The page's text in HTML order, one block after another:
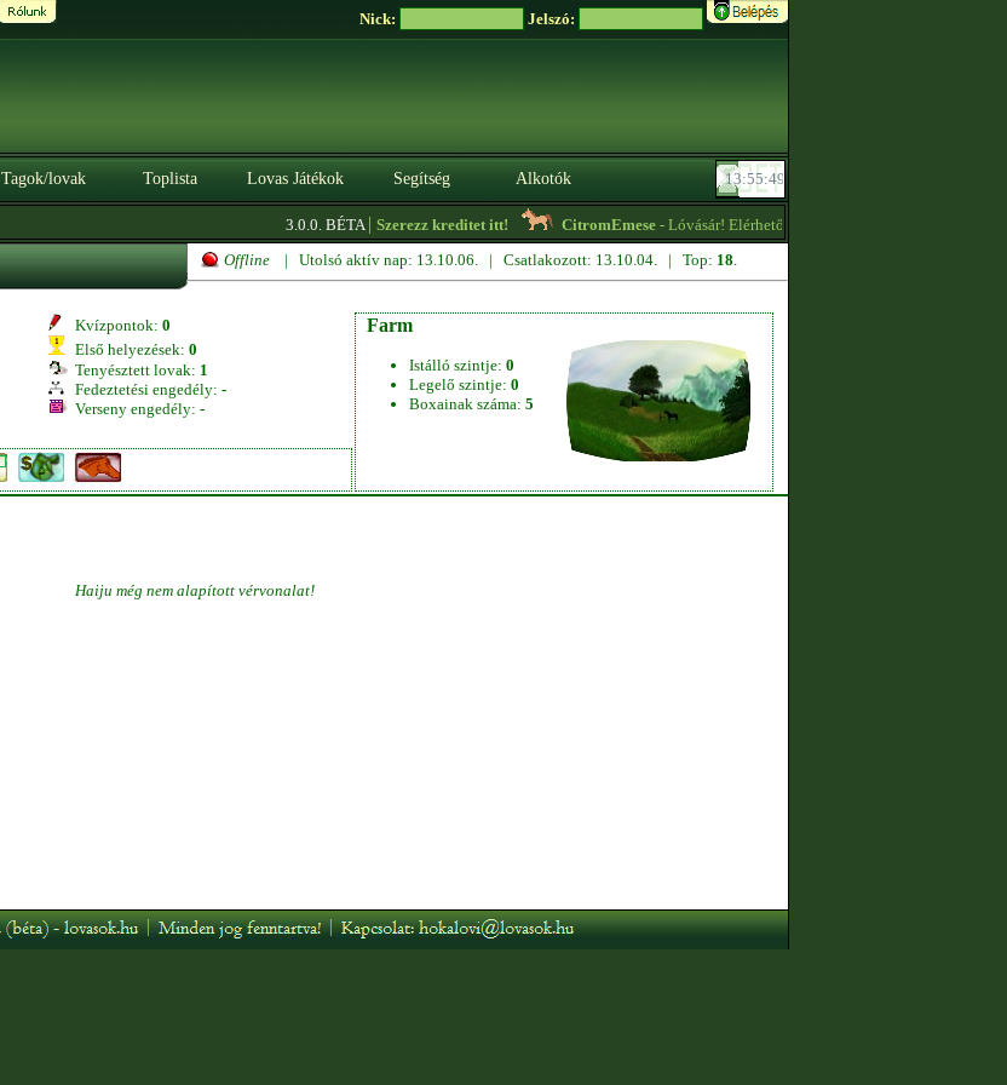
Nick: Jelszó:
Tagok/lovak Toplista Lovas Játékok Segítség Alkotók
3.0.0. BÉTA|Szerezz kreditet itt! CitromEmese- Lóvásár! Elérhetőek sok fajtában, olcsó áron, sőt
Offline | Utolsó aktív nap: 13.10.06. | Csatlakozott: 13.10.04. | Top: 18.
Kvízpontok: 0
Első helyezések: 0
Tenyésztett lovak: 1
Fedeztetési engedély: -
Verseny engedély: -
Farm
Istálló szintje: 0
Legelő szintje: 0
Boxainak száma: 5
Haiju még nem alapított vérvonalat!